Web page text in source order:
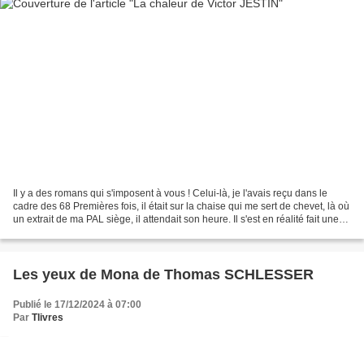
Il y a des romans qui s'imposent à vous ! Celui-là, je l'avais reçu dans le
cadre des 68 Premières fois, il était sur la chaise qui me sert de chevet, là où
un extrait de ma PAL siège, il attendait son heure. Il s'est en réalité fait une
Les yeux de Mona de Thomas SCHLESSER
Publié le 17/12/2024 à 07:00
Par Tlivres